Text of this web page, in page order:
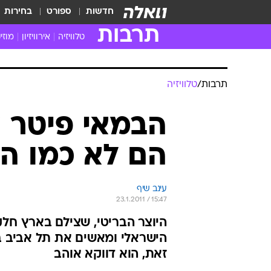
חדשות ספורט בחירות
תרבות טלוויזיה
טלוויזיה מחו"ל
סדרות מומלצות
האח הגדול
אירוויזיון
תרבות/טלוויזיה
הבמאי פיטר
הם לא כמו
עינב שיף
23.1.2011 / 15:47
הישראלי ומאשים את תל אביב
זאת, הוא דווקא אוהב